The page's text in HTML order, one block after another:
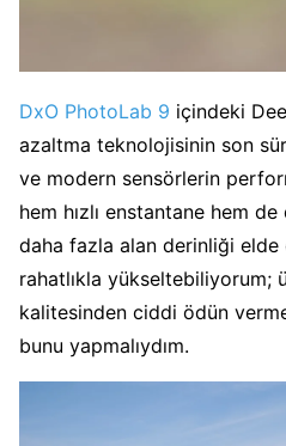
DxO PhotoLab 9 içindeki
azaltma teknolojisinin son
ve modern sensörlerin
hem hızlı enstantane hem
daha fazla alan derinliği elde
rahatlıkla yükseltebiliyorum;
kalitesinden ciddi ödün
bunu yapmalıydım.